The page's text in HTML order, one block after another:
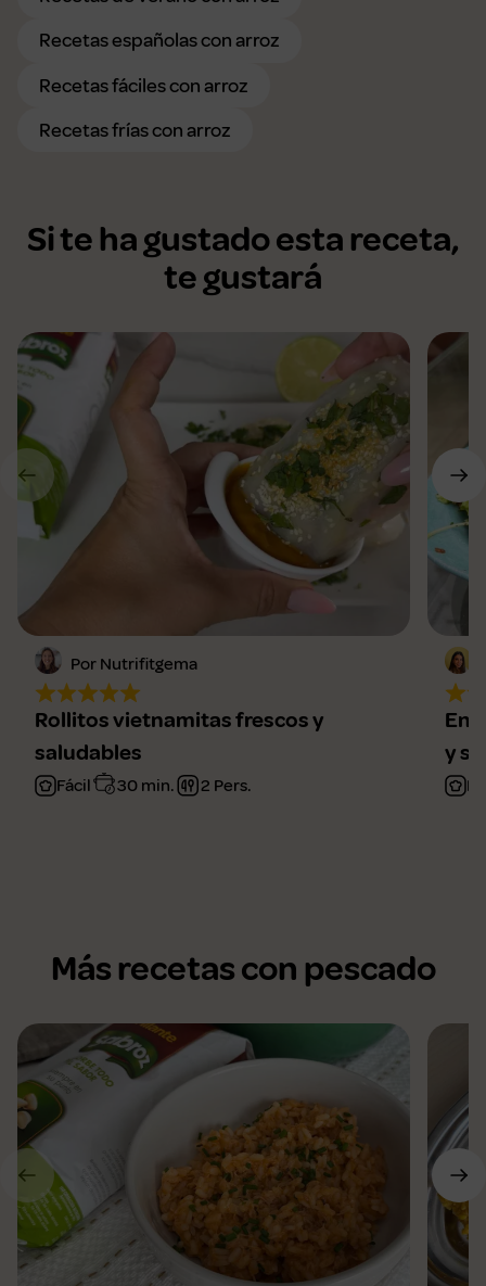
Recetas españolas con arroz
Recetas fáciles con arroz
Recetas frías con arroz
Si te ha gustado esta receta,
te gustará
Por Nutrifitgema
Rollitos vietnamitas frescos y
saludables
Fácil 30 min. 2 Pers.
y
Más recetas con pescado